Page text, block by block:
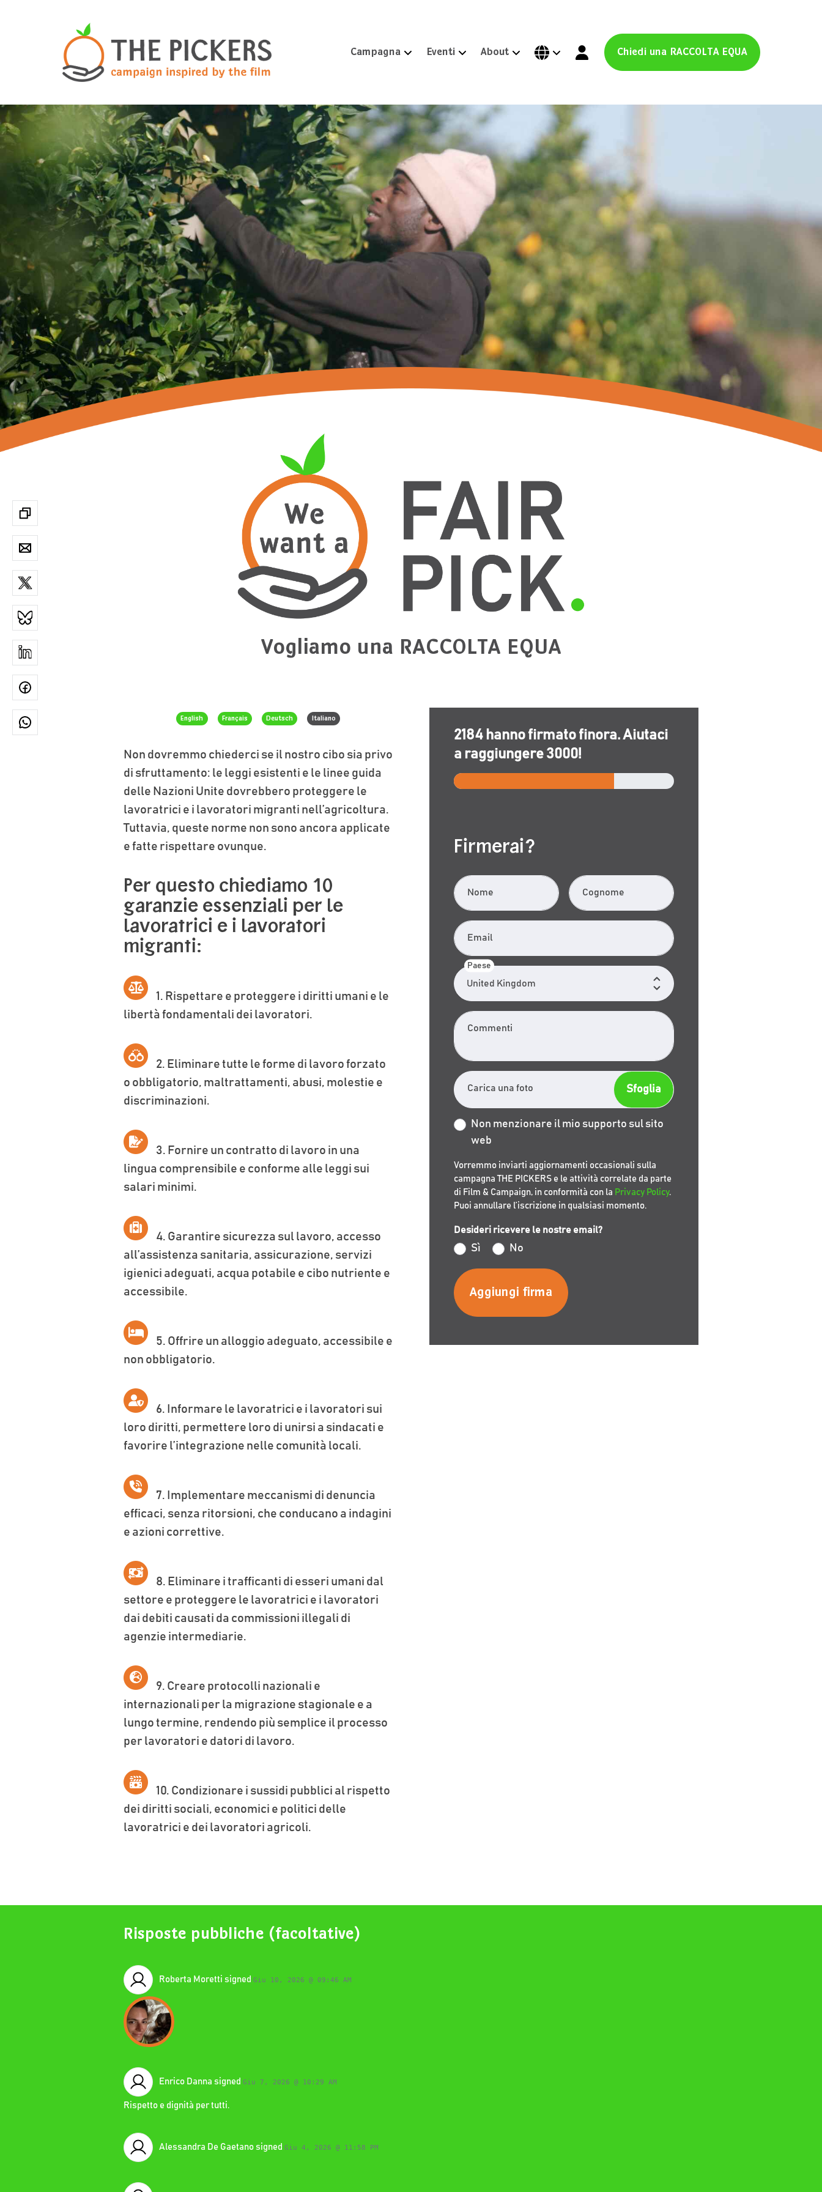
Campagna Eventi About Chiedi una RACCOLTA EQUA
Vogliamo una RACCOLTA EQUA
English Français Deutsch Italiano
Non dovremmo chiederci se il nostro cibo sia privo
di sfruttamento: le leggi esistenti e le linee guida
delle Nazioni Unite dovrebbero proteggere le
lavoratrici e i lavoratori migranti nell’agricoltura.
Tuttavia, queste norme non sono ancora applicate
e fatte rispettare ovunque.
Per questo chiediamo 10
garanzie essenziali per le
lavoratrici e i lavoratori
migranti:
1. Rispettare e proteggere i diritti umani e le
libertà fondamentali dei lavoratori.
2. Eliminare tutte le forme di lavoro forzato
o obbligatorio, maltrattamenti, abusi, molestie e
discriminazioni.
3. Fornire un contratto di lavoro in una
lingua comprensibile e conforme alle leggi sui
salari minimi.
4. Garantire sicurezza sul lavoro, accesso
all’assistenza sanitaria, assicurazione, servizi
igienici adeguati, acqua potabile e cibo nutriente e
accessibile.
5. Offrire un alloggio adeguato, accessibile e
non obbligatorio.
6. Informare le lavoratrici e i lavoratori sui
loro diritti, permettere loro di unirsi a sindacati e
favorire l’integrazione nelle comunità locali.
7. Implementare meccanismi di denuncia
efficaci, senza ritorsioni, che conducano a indagini
e azioni correttive.
8. Eliminare i trafficanti di esseri umani dal
settore e proteggere le lavoratrici e i lavoratori
dai debiti causati da commissioni illegali di
agenzie intermediarie.
9. Creare protocolli nazionali e
internazionali per la migrazione stagionale e a
lungo termine, rendendo più semplice il processo
per lavoratori e datori di lavoro.
10. Condizionare i sussidi pubblici al rispetto
dei diritti sociali, economici e politici delle
lavoratrici e dei lavoratori agricoli.
2184hanno firmato finora. Aiutaci
a raggiungere 3000!
Firmerai?
Nome Cognome
Email
Paese
Commenti
Carica una foto
Non menzionare il mio supporto sul sito
web
Vorremmo inviarti aggiornamenti occasionali sulla
campagna THE PICKERS e le attività correlate da parte
di Film & Campaign, in conformità con la Privacy Policy.
Puoi annullare l’iscrizione in qualsiasi momento.
Desideri ricevere le nostre email?
Sì No
Risposte pubbliche (facoltative)
Roberta Moretti signed Giu 10, 2026 @ 09:46 AM
Enrico Danna signed Giu 7, 2026 @ 10:29 AM
Rispetto e dignità per tutti.
Alessandra De Gaetano signed Giu 4, 2026 @ 11:58 PM